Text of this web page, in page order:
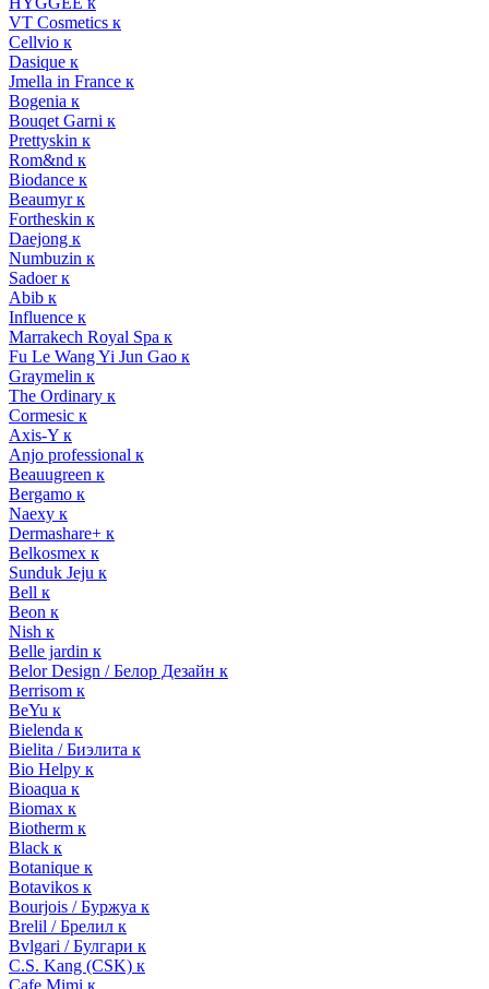
VT Cosmetics к
Cellvio к
Dasique к
Jmella in France к
Bogenia к
Bouqet Garni к
Prettyskin к
Rom&nd к
Biodance к
Beaumyr к
Fortheskin к
Daejong к
Numbuzin к
Sadoer к
Abib к
Influence к
Marrakech Royal Spa к
Fu Le Wang Yi Jun Gao к
Graymelin к
The Ordinary к
Cormesic к
Axis-Y к
Anjo professional к
Beauugreen к
Bergamo к
Naexy к
Dermashare+ к
Belkosmex к
Sunduk Jeju к
Bell к
Beon к
Nish к
Belle jardin к
Belor Design / Белор Дезайн к
Berrisom к
BeYu к
Bielenda к
Bielita / Биэлита к
Bio Helpy к
Bioaqua к
Biomax к
Biotherm к
Black к
Botanique к
Botavikos к
Bourjois / Буржуа к
Brelil / Брелил к
Bvlgari / Булгари к
C.S. Kang (CSK) к
Cafe Mimi к